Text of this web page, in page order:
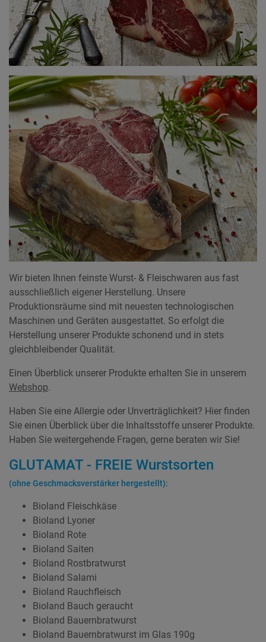
Wir bieten Ihnen feinste Wurst- & Fleischwaren aus fast
ausschließlich eigener Herstellung. Unsere
Produktionsräume sind mit neuesten technologischen
Maschinen und Geräten ausgestattet. So erfolgt die
Herstellung unserer Produkte schonend und in stets
gleichbleibender Qualität.
Einen Überblick unserer Produkte erhalten Sie in unserem
Webshop.
Haben Sie eine Allergie oder Unverträglichkeit? Hier finden
Sie einen Überblick über die Inhaltsstoffe unserer Produkte.
Haben Sie weitergehende Fragen, gerne beraten wir Sie!
GLUTAMAT - FREIE Wurstsorten
(ohne Geschmacksverstärker hergestellt):
Bioland Fleischkäse
Bioland Lyoner
Bioland Rote
Bioland Saiten
Bioland Rostbratwurst
Bioland Salami
Bioland Rauchfleisch
Bioland Bauch geraucht
Bioland Bauernbratwurst
Bioland Bauernbratwurst im Glas 190g